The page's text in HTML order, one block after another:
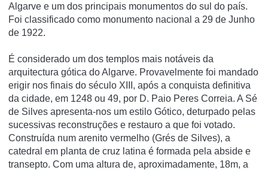
Algarve e um dos principais monumentos do sul do paí­s.
Foi classificado como monumento nacional a 29 de Junho
de 1922.
É considerado um dos templos mais notáveis da
arquitectura gótica do Algarve. Provavelmente foi mandado
erigir nos finais do século XIII, após a conquista definitiva
da cidade, em 1248 ou 49, por D. Paio Peres Correia. A Sé
de Silves apresenta-nos um estilo Gótico, deturpado pelas
sucessivas reconstruções e restauro a que foi votado.
Construída num arenito vermelho (Grés de Silves), a
catedral em planta de cruz latina é formada pela abside e
transepto. Com uma altura de, aproximadamente, 18m, a